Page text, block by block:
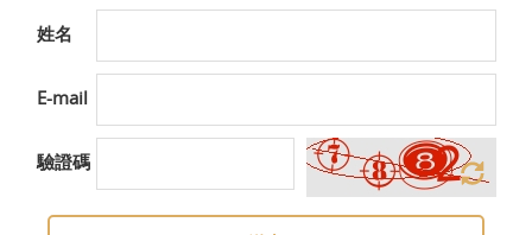
姓名
E-mail
驗證碼